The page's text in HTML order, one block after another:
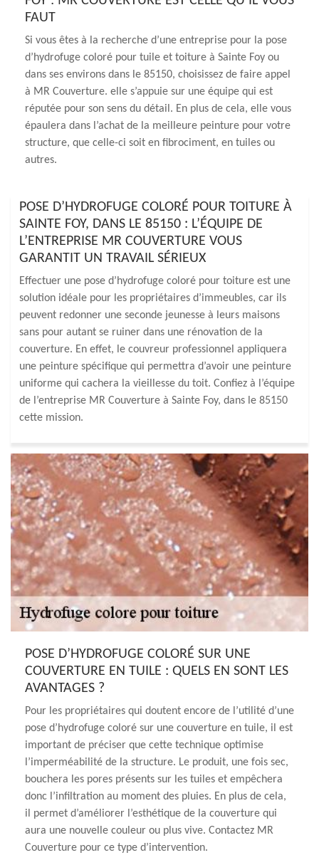
FAUT
Si vous êtes à la recherche d’une entreprise pour la pose
d’hydrofuge coloré pour tuile et toiture à Sainte Foy ou
dans ses environs dans le 85150, choisissez de faire appel
à MR Couverture. elle s’appuie sur une équipe qui est
réputée pour son sens du détail. En plus de cela, elle vous
épaulera dans l’achat de la meilleure peinture pour votre
structure, que celle-ci soit en fibrociment, en tuiles ou
autres.
POSE D’HYDROFUGE COLORÉ POUR TOITURE À
SAINTE FOY, DANS LE 85150 : L’ÉQUIPE DE
L’ENTREPRISE MR COUVERTURE VOUS
GARANTIT UN TRAVAIL SÉRIEUX
Effectuer une pose d’hydrofuge coloré pour toiture est une
solution idéale pour les propriétaires d’immeubles, car ils
peuvent redonner une seconde jeunesse à leurs maisons
sans pour autant se ruiner dans une rénovation de la
couverture. En effet, le couvreur professionnel appliquera
une peinture spécifique qui permettra d’avoir une peinture
uniforme qui cachera la vieillesse du toit. Confiez à l’équipe
de l’entreprise MR Couverture à Sainte Foy, dans le 85150
cette mission.
POSE D’HYDROFUGE COLORÉ SUR UNE
COUVERTURE EN TUILE : QUELS EN SONT LES
AVANTAGES ?
Pour les propriétaires qui doutent encore de l’utilité d’une
pose d’hydrofuge coloré sur une couverture en tuile, il est
important de préciser que cette technique optimise
l’imperméabilité de la structure. Le produit, une fois sec,
bouchera les pores présents sur les tuiles et empêchera
donc l’infiltration au moment des pluies. En plus de cela,
il permet d’améliorer l’esthétique de la couverture qui
aura une nouvelle couleur ou plus vive. Contactez MR
Couverture pour ce type d’intervention.